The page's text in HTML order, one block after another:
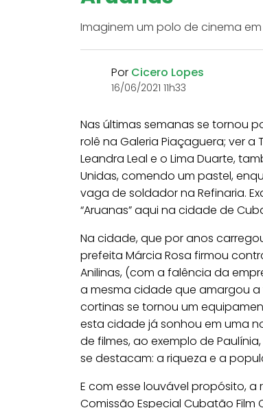
Imaginem um polo de cinema
Por Cicero Lopes
16/06/2021 11h33
Nas últimas semanas se tornou
rolê na Galeria Piaçaguera; ver
Leandra Leal e o Lima Duarte,
Unidas, comendo um pastel,
vaga de soldador na Refinaria.
“Aruanas” aqui na cidade de
Na cidade, que por anos
prefeita Márcia Rosa firmou
Anilinas, (com a falência da
a mesma cidade que amargou
cortinas se tornou um
esta cidade já sonhou em uma
de filmes, ao exemplo de
se destacam: a riqueza e a
E com esse louvável propósito, a
Comissão Especial Cubatão